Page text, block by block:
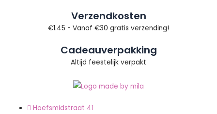
Verzendkosten
€1.45 - Vanaf €30 gratis verzending!
Cadeauverpakking
Altijd feestelijk verpakt
Hoefsmidstraat 41